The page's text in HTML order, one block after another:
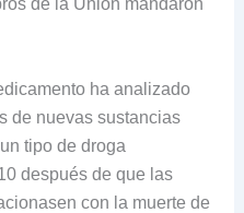
de la Unión mandaron
ha analizado
de nuevas sustancias
tipo de droga
después de que las
con la muerte de